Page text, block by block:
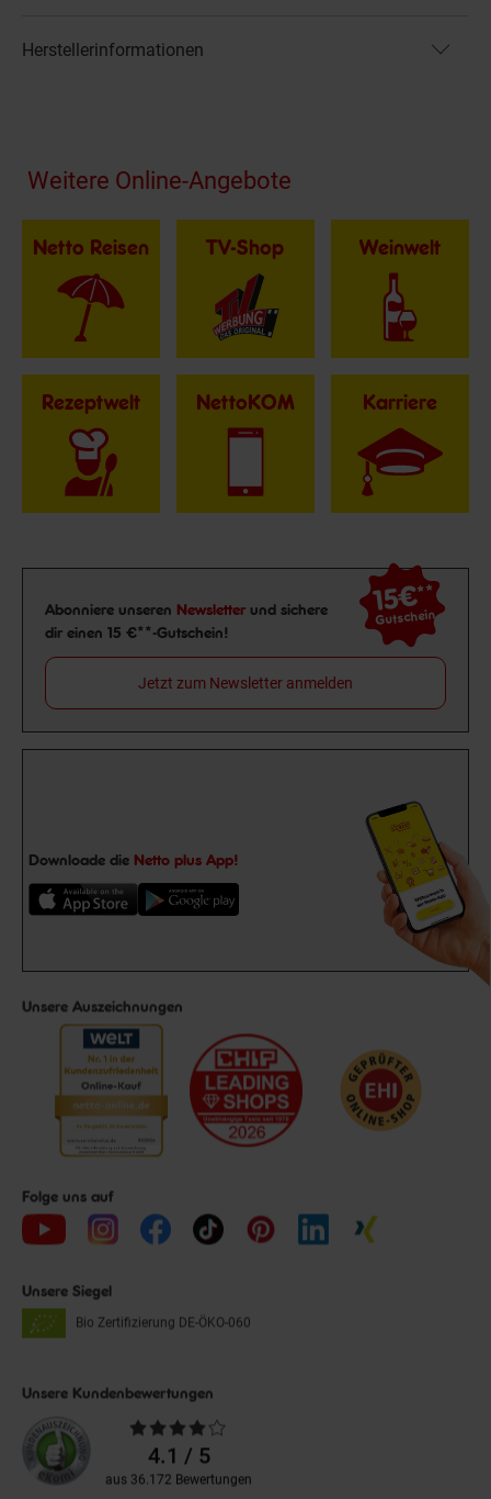
Herstellerinformationen
Fußzeile
Weitere Online-Angebote
Netto Reisen TV-Shop Weinwelt
Rezeptwelt NettoKOM Karriere
Newsletter Anmeldung
Abonniere unseren Newsletter und sichere
dir einen 15 €**-Gutschein!
15€**
Gutschein
Jetzt zum Newsletter anmelden
Downloade die Netto plus App!
Unsere Auszeichnungen
Folge uns auf
Unsere Siegel
Bio Zertifizierung DE-ÖKO-060
Unsere Kundenbewertungen
Durchschnittliche
Bewertungen4.1 / 5
aus 36.172 Bewertungen